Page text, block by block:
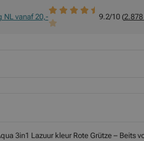
NL vanaf 20,- 9.2/10 (2.878
3in1 Lazuur kleur Rote Grütze –